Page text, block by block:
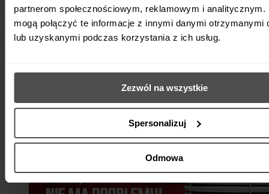
partnerom społecznościowym, reklamowym i analitycznym.
mogą połączyć te informacje z innymi danymi otrzymanymi
lub uzyskanymi podczas korzystania z ich usług.
Zezwól na wszystkie
Spersonalizuj
Odmowa
Jak podłączyć pompę ciepła do internetu? |
Maxima, Maxima Compact, Airmax²